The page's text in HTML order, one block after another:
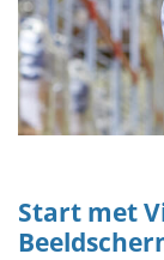
Start met